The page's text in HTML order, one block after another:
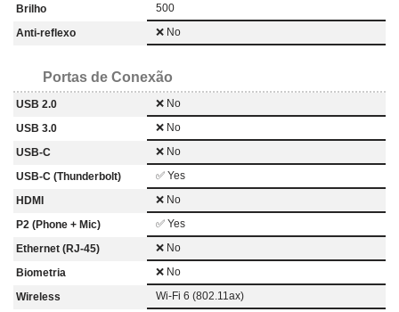
Brilho
500
Anti-reflexo
❌ No
Portas de Conexão
USB 2.0
❌ No
USB 3.0
❌ No
USB-C
❌ No
USB-C (Thunderbolt)
✅ Yes
HDMI
❌ No
P2 (Phone + Mic)
✅ Yes
Ethernet (RJ-45)
❌ No
Biometria
❌ No
Wireless
Wi-Fi 6 (802.11ax)